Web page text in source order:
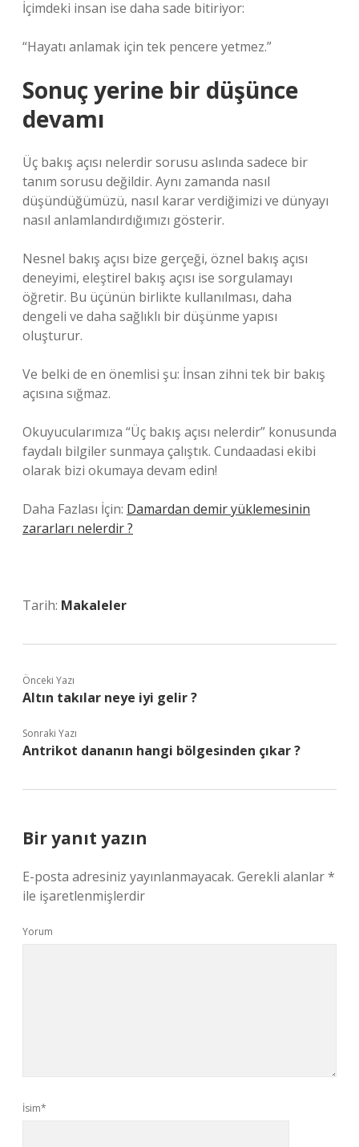
İçimdeki insan ise daha sade bitiriyor:
“Hayatı anlamak için tek pencere yetmez.”
Sonuç yerine bir düşünce
devamı
Üç bakış açısı nelerdir sorusu aslında sadece bir
tanım sorusu değildir. Aynı zamanda nasıl
düşündüğümüzü, nasıl karar verdiğimizi ve dünyayı
nasıl anlamlandırdığımızı gösterir.
Nesnel bakış açısı bize gerçeği, öznel bakış açısı
deneyimi, eleştirel bakış açısı ise sorgulamayı
öğretir. Bu üçünün birlikte kullanılması, daha
dengeli ve daha sağlıklı bir düşünme yapısı
oluşturur.
Ve belki de en önemlisi şu: İnsan zihni tek bir bakış
açısına sığmaz.
Okuyucularımıza “Üç bakış açısı nelerdir” konusunda
faydalı bilgiler sunmaya çalıştık. Cundaadasi ekibi
olarak bizi okumaya devam edin!
Daha Fazlası İçin: Damardan demir yüklemesinin
zararları nelerdir ?
Tarih: Makaleler
Önceki Yazı
Altın takılar neye iyi gelir ?
Sonraki Yazı
Antrikot dananın hangi bölgesinden çıkar ?
Bir yanıt yazın
E-posta adresiniz yayınlanmayacak. Gerekli alanlar*
ile işaretlenmişlerdir
Yorum
İsim*